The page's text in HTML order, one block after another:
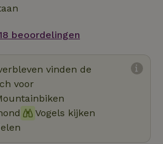
beoordelingen
vinden de
voor
Vogels kijken